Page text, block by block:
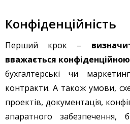
Конфіденційність
Перший крок –
вважається конфіденційною
бухгалтерські чи
контракти. А також умови,
проектів, документація,
апаратного забезпечення,